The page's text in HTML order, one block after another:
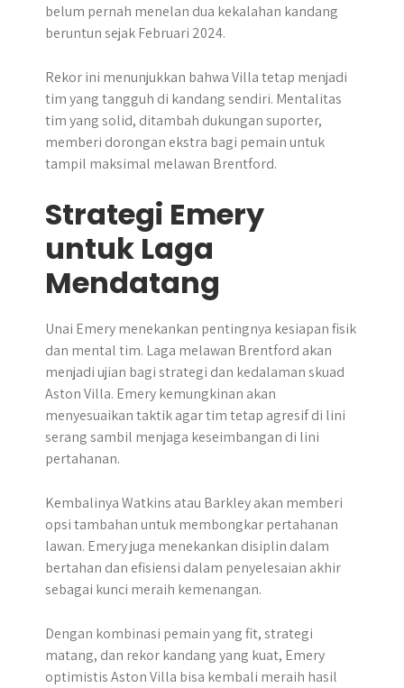
belum pernah menelan dua kekalahan kandang
beruntun sejak Februari 2024.
Rekor ini menunjukkan bahwa Villa tetap menjadi
tim yang tangguh di kandang sendiri. Mentalitas
tim yang solid, ditambah dukungan suporter,
memberi dorongan ekstra bagi pemain untuk
tampil maksimal melawan Brentford.
Strategi Emery
untuk Laga
Mendatang
Unai Emery menekankan pentingnya kesiapan fisik
dan mental tim. Laga melawan Brentford akan
menjadi ujian bagi strategi dan kedalaman skuad
Aston Villa. Emery kemungkinan akan
menyesuaikan taktik agar tim tetap agresif di lini
serang sambil menjaga keseimbangan di lini
pertahanan.
Kembalinya Watkins atau Barkley akan memberi
opsi tambahan untuk membongkar pertahanan
lawan. Emery juga menekankan disiplin dalam
bertahan dan efisiensi dalam penyelesaian akhir
sebagai kunci meraih kemenangan.
Dengan kombinasi pemain yang fit, strategi
matang, dan rekor kandang yang kuat, Emery
optimistis Aston Villa bisa kembali meraih hasil